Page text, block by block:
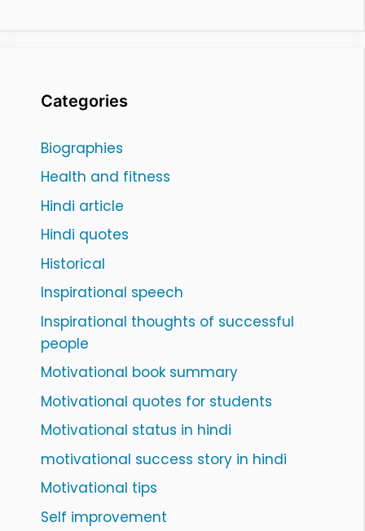
Categories
Biographies
Health and fitness
Hindi article
Hindi quotes
Historical
Inspirational speech
Inspirational thoughts of successful
people
Motivational book summary
Motivational quotes for students
Motivational status in hindi
motivational success story in hindi
Motivational tips
Self improvement